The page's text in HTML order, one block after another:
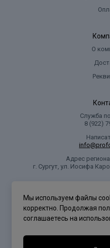
О
Служба
8 (922)
Адрес
г. Сургут, ул. Иосифа
Мы используем файлы
корректно. Продолжая
соглашаетесь на